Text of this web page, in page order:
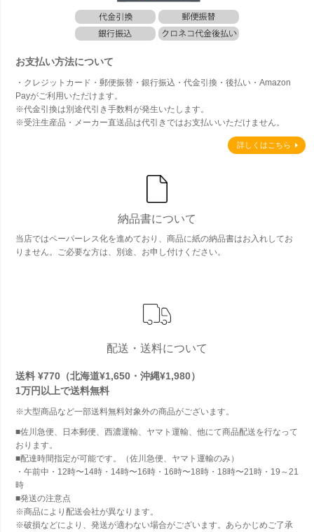
お支払い方法について
・クレジットカード・郵便振替・銀行振込・代金引換・後払い・Amazon
Payがご利用いただけます。
※代金引換は別途代引き手数料が発生いたします。
※受注生産品・メーカー直送品は代引きではお支払いいただけません。
詳しくはこちら
納品書について
当店ではペーパーレス化を進めており、商品に紙の納品書はお入れしてお
りません。ご必要な方は、別途、お申し付けください。
配送・送料について
送料 ¥770（北海道¥1,650・沖縄¥1,980）
1万円以上で送料無料
※大型商品など一部送料無料対象外の商品がございます。
■佐川急便、日本郵便、西濃運輸、ヤマト運輸、他にて商品配送を行なって
おります。
■配達時間指定が可能です。（佐川急便、ヤマト運輸のみ）
・午前中・12時〜14時・14時〜16時・16時〜18時・18時〜21時・19～21
時
■発送の注意点
※商品により配送会社が異なります。
※破損などにより、発送が適わない場合がございます。あらかじめご了承